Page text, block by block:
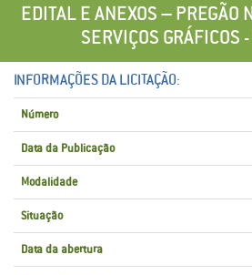
EDITAL E ANEXOS –
SERVIÇOS GRÁFICOS
INFORMAÇÕES DA LICITAÇÃO:
Número
Data da Publicação
Modalidade
Situação
Data da abertura